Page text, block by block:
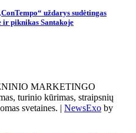
uždarys sudėtingas
ir piknikas Santakoje
MARKETINGO
turinio kūrimas, straipsnių
svetaines. | NewsExo by